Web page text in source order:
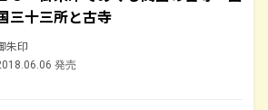
三十三所と古寺
朱印
発売